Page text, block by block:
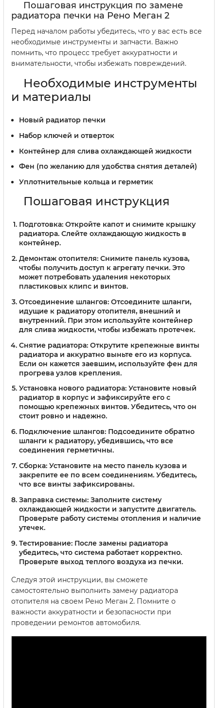
Пошаговая инструкция по замене
радиатора печки на Рено Меган 2
Перед началом работы убедитесь, что у вас есть все
необходимые инструменты и запчасти. Важно
помнить, что процесс требует аккуратности и
внимательности, чтобы избежать повреждений.
Необходимые инструменты
и материалы
Новый радиатор печки
Набор ключей и отверток
Контейнер для слива охлаждающей жидкости
Фен (по желанию для удобства снятия деталей)
Уплотнительные кольца и герметик
Пошаговая инструкция
Подготовка: Откройте капот и снимите крышку
радиатора. Слейте охлаждающую жидкость в
контейнер.
Демонтаж отопителя: Снимите панель кузова,
чтобы получить доступ к агрегату печки. Это
может потребовать удаления некоторых
пластиковых клипс и винтов.
Отсоединение шлангов: Отсоедините шланги,
идущие к радиатору отопителя, внешний и
внутренний. При этом используйте контейнер
для слива жидкости, чтобы избежать протечек.
Снятие радиатора: Открутите крепежные винты
радиатора и аккуратно выньте его из корпуса.
Если он кажется заевшим, используйте фен для
прогрева узлов крепления.
Установка нового радиатора: Установите новый
радиатор в корпус и зафиксируйте его с
помощью крепежных винтов. Убедитесь, что он
стоит ровно и надежно.
Подключение шлангов: Подсоедините обратно
шланги к радиатору, убедившись, что все
соединения герметичны.
Сборка: Установите на место панель кузова и
закрепите ее по всем соединениям. Убедитесь,
что все винты зафиксированы.
Заправка системы: Заполните систему
охлаждающей жидкости и запустите двигатель.
Проверьте работу системы отопления и наличие
утечек.
Тестирование: После замены радиатора
убедитесь, что система работает корректно.
Проверьте выход теплого воздуха из печки.
Следуя этой инструкции, вы сможете
самостоятельно выполнить замену радиатора
отопителя на своем Рено Меган 2. Помните о
важности аккуратности и безопасности при
проведении ремонтов автомобиля.